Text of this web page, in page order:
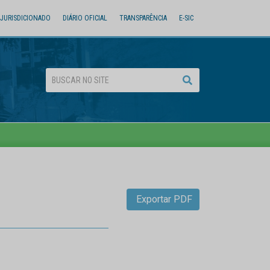
JURISDICIONADO DIÁRIO OFICIAL TRANSPARÊNCIA E-SIC
Exportar PDF